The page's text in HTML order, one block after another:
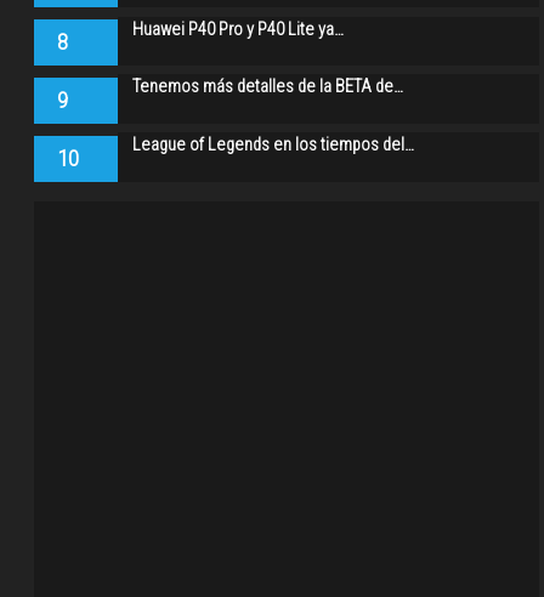
8 Huawei P40 Pro y P40 Lite ya…
9 Tenemos más detalles de la BETA de…
10 League of Legends en los tiempos del…